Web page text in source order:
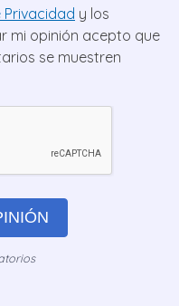
Privacidad y los
mi opinión acepto que
se muestren